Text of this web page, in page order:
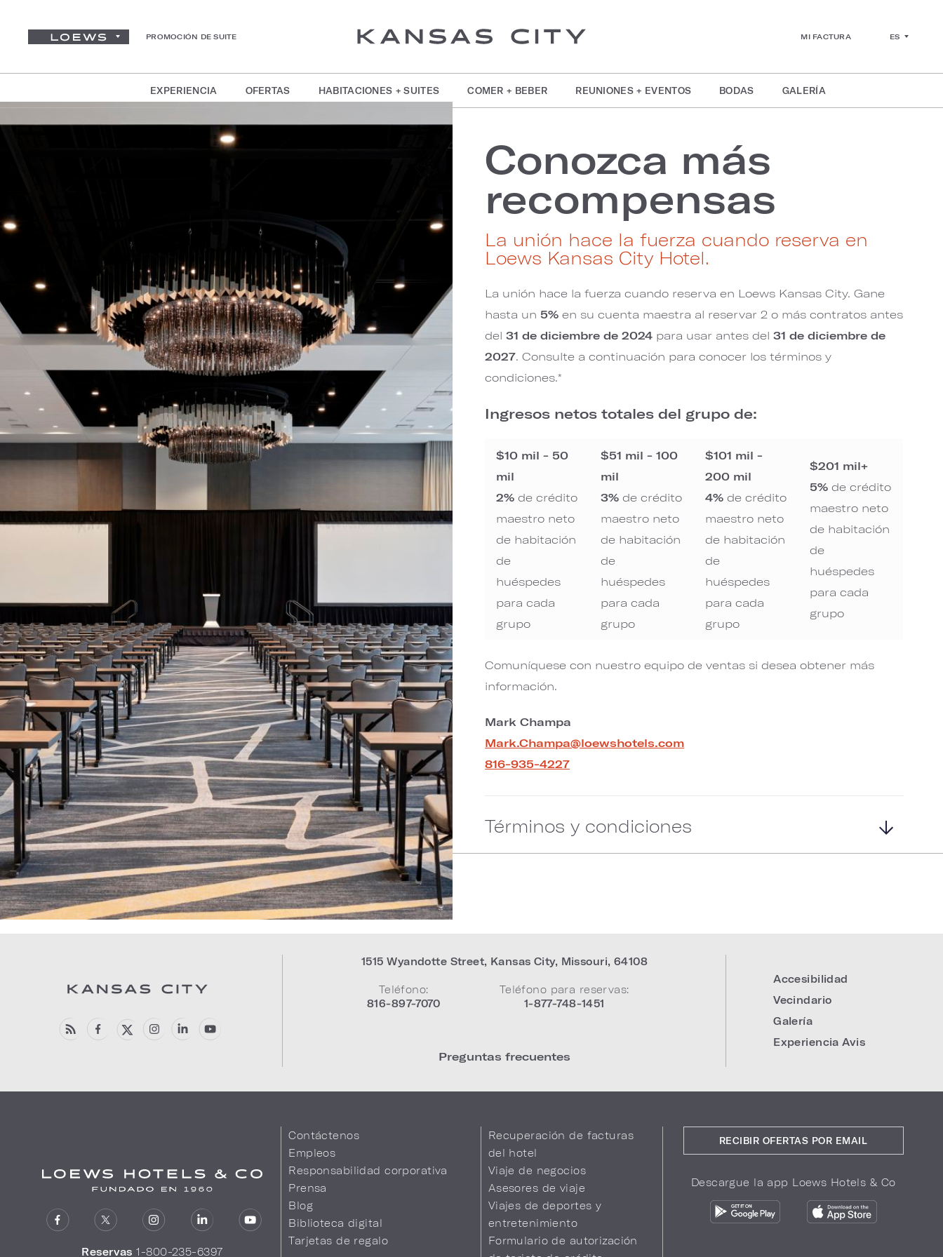
PROMOCIÓN DE SUITE MI FACTURA ES
EXPERIENCIA OFERTAS HABITACIONES + SUITES COMER + BEBER REUNIONES + EVENTOS BODAS GALERÍA
Conozca más
recompensas
La unión hace la fuerza cuando reserva en
Loews Kansas City Hotel.
La unión hace la fuerza cuando reserva en Loews Kansas City. Gane
hasta un 5% en su cuenta maestra al reservar 2 o más contratos antes
del31 de diciembre de 2024 para usar antes del31 de diciembre de
2027. Consulte a continuación para conocer los términos y
condiciones.*
Ingresos netos totales del grupo de:
$10 mil - 50
mil
2% de crédito
maestro neto
de habitación
de
huéspedes
para cada
grupo
$51 mil - 100
mil
3% de crédito
maestro neto
de habitación
de
huéspedes
para cada
grupo
$101 mil -
200 mil
4% de crédito
maestro neto
de habitación
de
huéspedes
para cada
grupo
$201 mil+
5% de crédito
maestro neto
de habitación
de
huéspedes
para cada
grupo
Comuníquese con nuestro equipo de ventas si desea obtener más
información.
Mark Champa
Mark.Champa@loewshotels.com
816-935-4227
Términos y condiciones
1515 Wyandotte Street, Kansas City, Missouri, 64108
Teléfono:
816-897-7070
Teléfono para reservas:
1-877-748-1451
Preguntas frecuentes
Accesibilidad
Vecindario
Galería
Experiencia Avis
Reservas 1-800-235-6397
Contáctenos
Empleos
Responsabilidad corporativa
Prensa
Blog
Biblioteca digital
Tarjetas de regalo
Recuperación de facturas
del hotel
Viaje de negocios
Asesores de viaje
Viajes de deportes y
entretenimiento
Formulario de autorización
RECIBIR OFERTAS POR EMAIL
Descargue la app Loews Hotels & Co